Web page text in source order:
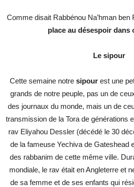
Comme disait Rabbénou Na’hman ben
place au désespoir dans
Le sipour
Cette semaine notresipourest une
grands de notre peuple, pas un de
des journaux du monde, mais un de
transmission de la Tora de générations
rav Eliyahou Dessler (décédé le 30
de la fameuse Yechiva de Gateshead
des rabbanim de cette même ville.
mondiale, le rav était en Angleterre et
de sa femme et de ses enfants qui